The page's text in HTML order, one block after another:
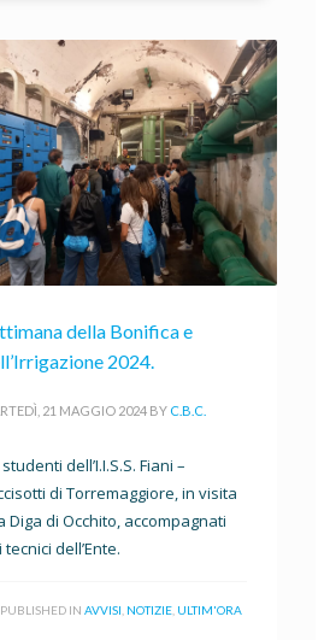
della Bonifica e
2024.
21 MAGGIO 2024 BY C.B.C.
dell’I.I.S.S. Fiani –
di Torremaggiore, in visita
Diga di Occhito, accompagnati
tecnici dell’Ente.
PUBLISHED IN AVVISI, NOTIZIE, ULTIM'ORA